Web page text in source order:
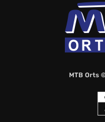
MTB Orts